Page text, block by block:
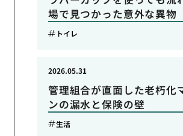
場で見つかった意外な異物
トイレ
管理組合が直面した老朽化
ンの漏水と保険の壁
2026.05.31
生活